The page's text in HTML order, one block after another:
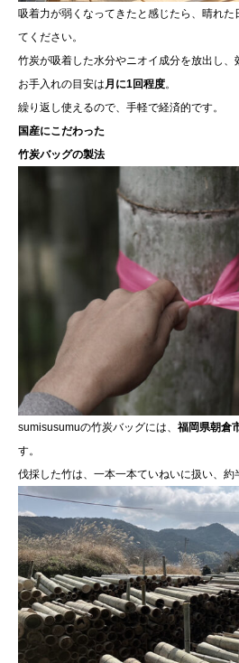
吸着力が弱くなってきたと感じたら、晴れた
てください。
竹炭が吸着した水分やニオイ成分を放出し、
お手入れの目安は月に1回程度。
繰り返し使えるので、手軽で経済的です。
国産にこだわった
竹炭バッグの製法
sumisusumuの竹炭バッグには、 福岡県朝倉
す。
伐採した竹は、一本一本ていねいに扱い、約